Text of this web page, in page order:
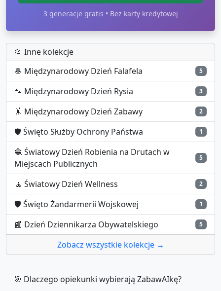
3 generacje gratis • Bez karty kredytowej
📂 Inne kolekcje
🧆 Międzynarodowy Dzień Falafela 5
🐾 Międzynarodowy Dzień Rysia 3
🤸 Międzynarodowy Dzień Zabawy 2
🛡️ Święto Służby Ochrony Państwa 1
🧶Światowy Dzień Robienia na Drutach w
Miejscach Publicznych
5
🧘 Światowy Dzień Wellness 2
🛡️ Święto Żandarmerii Wojskowej 1
📰 Dzień Dziennikarza Obywatelskiego 5
Zobacz wszystkie kolekcje →
🎯 Dlaczego opiekunki wybierają ZabawAIkę?